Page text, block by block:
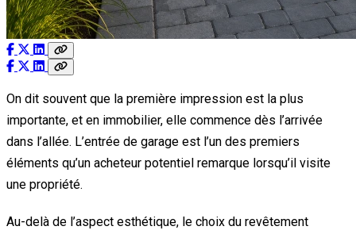
On dit souvent que la première impression est la plus
importante, et en immobilier, elle commence dès l’arrivée
dans l’allée. L’entrée de garage est l’un des premiers
éléments qu’un acheteur potentiel remarque lorsqu’il visite
une propriété.
Au-delà de l’aspect esthétique, le choix du revêtement